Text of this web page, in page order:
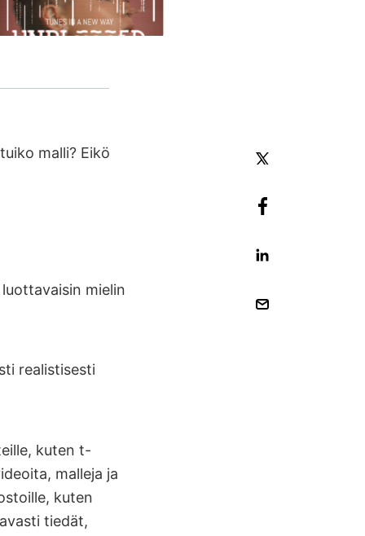
malli? Eikö
mielin
realistisesti
kuten t-
malleja ja
kuten
tiedät,